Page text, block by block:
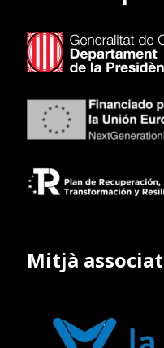
Mitjà associat